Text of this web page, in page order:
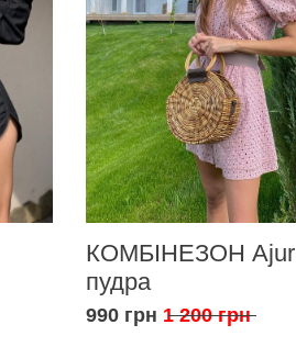
КОМБІНЕЗОН Ajur
пудра
990 грн 1 200 грн